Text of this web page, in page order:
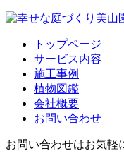
トップページ
サービス内容
施工事例
植物図鑑
会社概要
お問い合わせ
お問い合わせはお気軽